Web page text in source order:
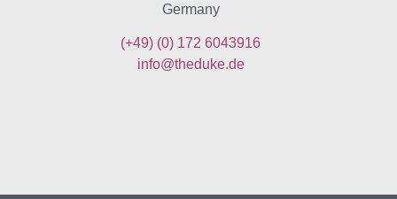
Germany
(+49) (0) 172 6043916
info@theduke.de